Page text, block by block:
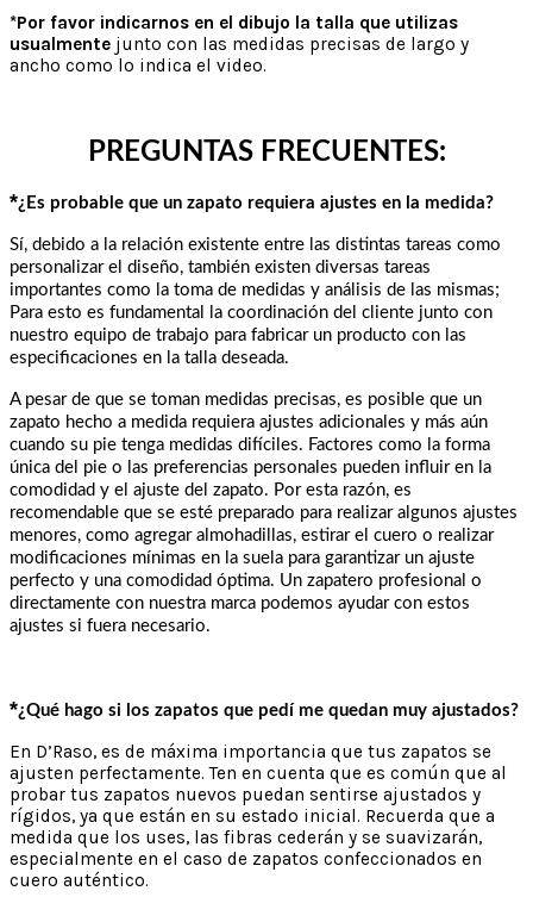
*Por favor indicarnos en el dibujo la talla que utilizas
usualmente junto con las medidas precisas de largo y
ancho como lo indica el video.
PREGUNTAS FRECUENTES:
*¿Es probable que un zapato requiera ajustes en la medida?
Sí, debido a la relación existente entre las distintas tareas como
personalizar el diseño, también existen diversas tareas
importantes como la toma de medidas y análisis de las mismas;
Para esto es fundamental la coordinación del cliente junto con
nuestro equipo de trabajo para fabricar un producto con las
especificaciones en la talla deseada.
A pesar de que se toman medidas precisas, es posible que un
zapato hecho a medida requiera ajustes adicionales y más aún
cuando su pie tenga medidas difíciles. Factores como la forma
única del pie o las preferencias personales pueden influir en la
comodidad y el ajuste del zapato. Por esta razón, es
recomendable que se esté preparado para realizar algunos ajustes
menores, como agregar almohadillas, estirar el cuero o realizar
modificaciones mínimas en la suela para garantizar un ajuste
perfecto y una comodidad óptima. Un zapatero profesional o
directamente con nuestra marca podemos ayudar con estos
ajustes si fuera necesario.
*¿Qué hago si los zapatos que pedí me quedan muy ajustados?
En D’Raso, es de máxima importancia que tus zapatos se
ajusten perfectamente. Ten en cuenta que es común que al
probar tus zapatos nuevos puedan sentirse ajustados y
rígidos, ya que están en su estado inicial. Recuerda que a
medida que los uses, las fibras cederán y se suavizarán,
especialmente en el caso de zapatos confeccionados en
cuero auténtico.